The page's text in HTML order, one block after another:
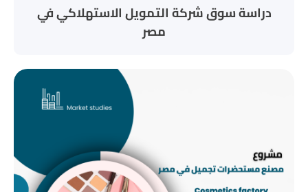
دراسة سوق شركة التمويل الاستهلاكي في
مصر